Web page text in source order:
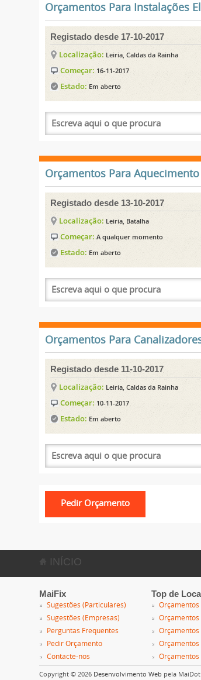
Orçamentos Para Instalações
Registado desde 17-10-2017
Localização: Leiria, Caldas da Rainha
Começar: 16-11-2017
Estado: Em aberto
Orçamentos Para Aquecimento
Registado desde 13-10-2017
Localização: Leiria, Batalha
Começar:A qualquer momento
Estado: Em aberto
Orçamentos Para
Registado desde 11-10-2017
Localização: Leiria, Caldas da Rainha
Começar: 10-11-2017
Estado: Em aberto
INÍCIO
MaiFix
Sugestões (Particulares)
Sugestões (Empresas)
Perguntas Frequentes
Pedir Orçamento
Contacte-nos
Top de
Orçamentos
Orçamentos
Orçamentos
Orçamentos
Orçamentos
Copyright © 2026 Desenvolvimento Web pela MaiDot